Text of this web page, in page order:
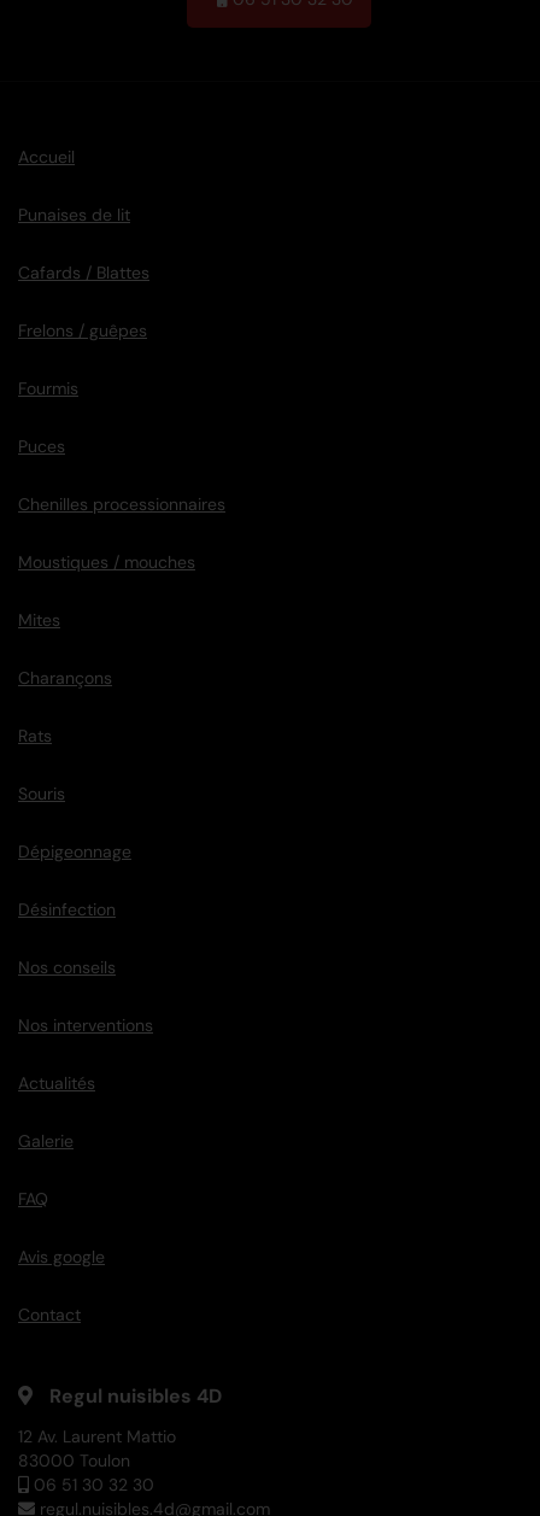
Accueil
Punaises de lit
Cafards / Blattes
Frelons / guêpes
Fourmis
Puces
Chenilles processionnaires
Moustiques / mouches
Mites
Charançons
Rats
Souris
Dépigeonnage
Désinfection
Nos conseils
Nos interventions
Actualités
Galerie
FAQ
Avis google
Contact
Regul nuisibles 4D
12 Av. Laurent Mattio
83000 Toulon
06 51 30 32 30
regul.nuisibles.4d@gmail.com